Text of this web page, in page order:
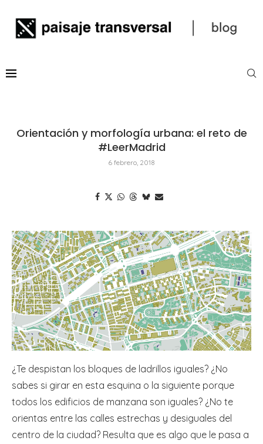
Orientación y morfología urbana: el reto de
#LeerMadrid
6 febrero, 2018
¿Te despistan los bloques de ladrillos iguales? ¿No
sabes si girar en esta esquina o la siguiente porque
todos los edificios de manzana son iguales? ¿No te
orientas entre las calles estrechas y desiguales del
centro de la ciudad? Resulta que es algo que le pasa a